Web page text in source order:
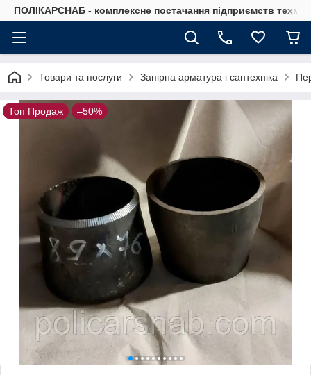
ПОЛІКАРСНАБ - комплексне постачання підприємств
Товари та послуги Запірна арматура і сантехніка
Топ Продаж –50%